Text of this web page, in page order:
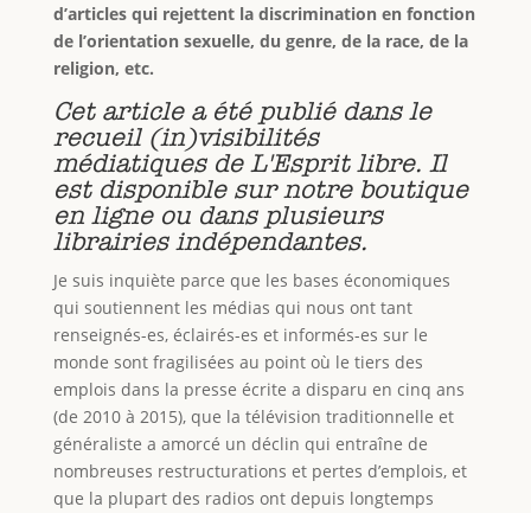
d’articles qui rejettent la discrimination en fonction
de l’orientation sexuelle, du genre, de la race, de la
religion, etc.
Cet article a été publié dans le
recueil (in)visibilités
médiatiques de L'Esprit libre. Il
est disponible sur notre boutique
en ligne ou dans plusieurs
librairies indépendantes.
Je suis inquiète parce que les bases économiques
qui soutiennent les médias qui nous ont tant
renseignés-es, éclairés-es et informés-es sur le
monde sont fragilisées au point où le tiers des
emplois dans la presse écrite a disparu en cinq ans
(de 2010 à 2015), que la télévision traditionnelle et
généraliste a amorcé un déclin qui entraîne de
nombreuses restructurations et pertes d’emplois, et
que la plupart des radios ont depuis longtemps